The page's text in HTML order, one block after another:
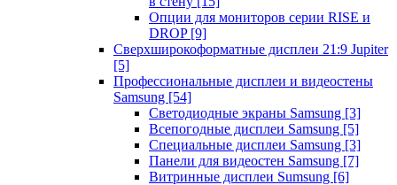
Опции для мониторов серии RISE и
DROP [9]
Сверхширокоформатные дисплеи 21:9 Jupiter
[5]
Профессиональные дисплеи и видеостены
Samsung [54]
Светодиодные экраны Samsung [3]
Всепогодные дисплеи Samsung [5]
Специальные дисплеи Samsung [3]
Панели для видеостен Samsung [7]
Витринные дисплеи Sumsung [6]